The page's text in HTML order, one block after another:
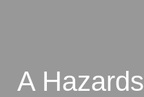
A Hazards